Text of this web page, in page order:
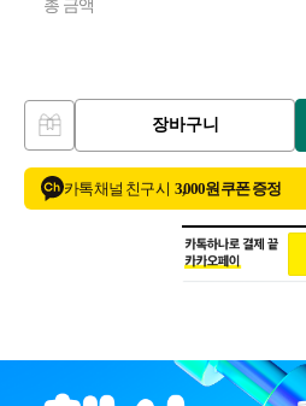
총 금액
장바구니
카톡 채널 친구 시 3,000원 쿠폰 증정